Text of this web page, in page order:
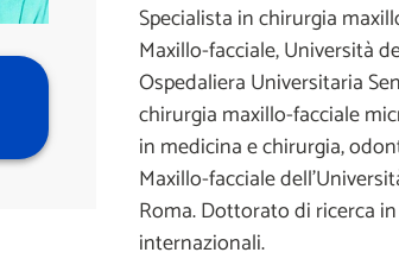
Specialista in chirurgia
Maxillo-facciale, Università
Ospedaliera Universitaria
chirurgia maxillo-facciale
in medicina e chirurgia,
Maxillo-facciale
Roma. Dottorato di ricerca
internazionali.